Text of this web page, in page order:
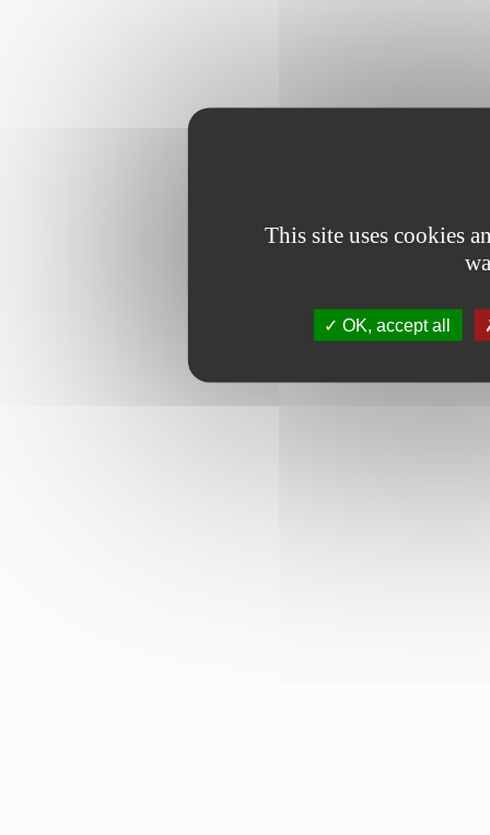
This site uses cookies
OK, accept all